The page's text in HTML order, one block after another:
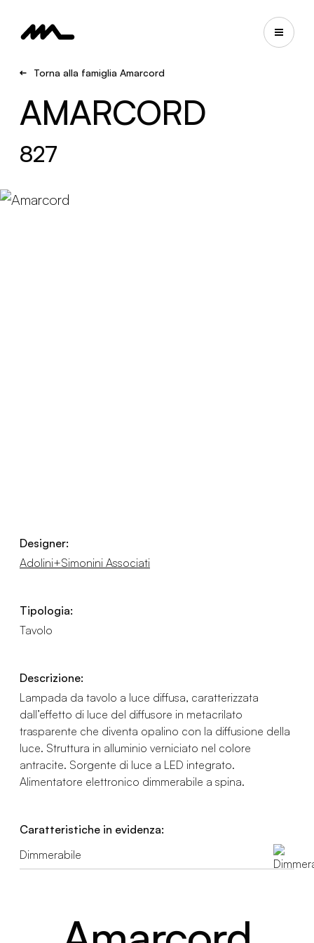
Torna alla famiglia Amarcord
AMARCORD
827
Designer:
Adolini+Simonini Associati
Tipologia:
Tavolo
Descrizione:
Lampada da tavolo a luce diffusa, caratterizzata
dall’effetto di luce del diffusore in metacrilato
trasparente che diventa opalino con la diffusione della
luce. Struttura in alluminio verniciato nel colore
antracite. Sorgente di luce a LED integrato.
Alimentatore elettronico dimmerabile a spina.
Caratteristiche in evidenza:
Dimmerabile